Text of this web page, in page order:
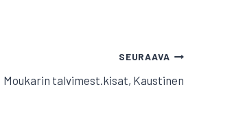
SEURAAVA
Moukarin talvimest.kisat, Kaustinen